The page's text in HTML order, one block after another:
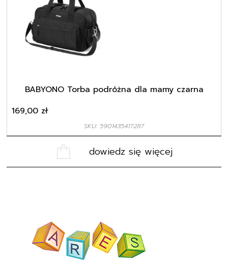
BABYONO Torba podróżna dla mamy czarna
SKU: 5901435417287
169,00 zł
dowiedz się więcej